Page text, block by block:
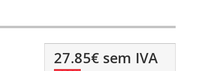
27.85€ sem IVA